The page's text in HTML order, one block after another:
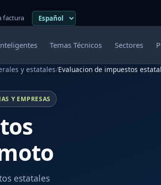
factura
Temas Técnicos Sectores
y estatales/Evaluacion de impuestos
Y EMPRESAS
estatales